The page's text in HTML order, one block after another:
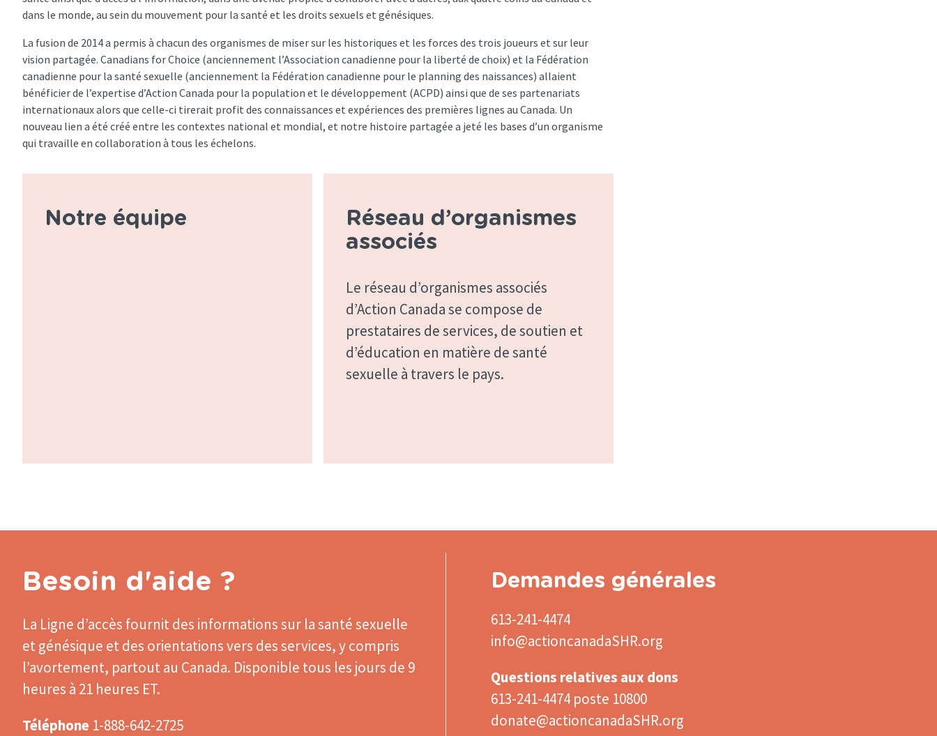
dans le monde, au sein du mouvement pour la santé et les droits sexuels et génésiques.
La fusion de 2014 a permis à chacun des organismes de miser sur les historiques et les forces des trois joueurs et sur leur
vision partagée. Canadians for Choice (anciennement l’Association canadienne pour la liberté de choix) et la Fédération
canadienne pour la santé sexuelle (anciennement la Fédération canadienne pour le planning des naissances) allaient
bénéficier de l’expertise d’Action Canada pour la population et le développement (ACPD) ainsi que de ses partenariats
internationaux alors que celle-ci tirerait profit des connaissances et expériences des premières lignes au Canada. Un
nouveau lien a été créé entre les contextes national et mondial, et notre histoire partagée a jeté les bases d’un organisme
qui travaille en collaboration à tous les échelons.
Notre équipe
Réseau d’organismes
associés
Le réseau d’organismes associés
d’Action Canada se compose de
prestataires de services, de soutien et
d’éducation en matière de santé
sexuelle à travers le pays.
Besoin d'aide ?
La Ligne d’accès fournit des informations sur la santé sexuelle
et génésique et des orientations vers des services, y compris
l’avortement, partout au Canada. Disponible tous les jours de 9
heures à 21 heures ET.
Téléphone 1-888-642-2725
Demandes générales
613-241-4474
info@actioncanadaSHR.org
Questions relatives aux dons
613-241-4474 poste 10800
donate@actioncanadaSHR.org